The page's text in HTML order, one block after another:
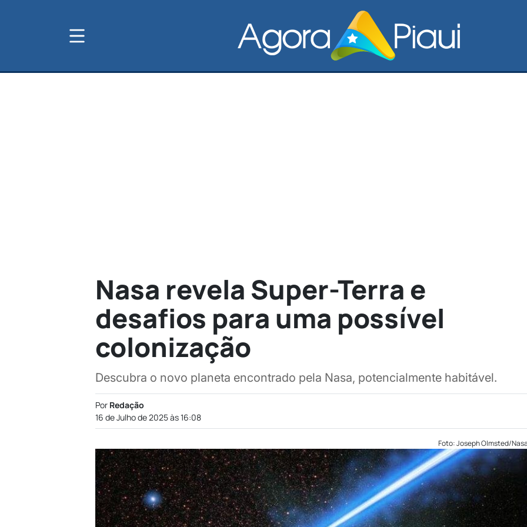
Nasa revela Super-Terra e
desafios para uma possível
colonização
Descubra o novo planeta encontrado pela Nasa, potencialmente habitável.
Por Redação
16 de Julho de 2025 às 16:08
Foto: Joseph Olmsted/